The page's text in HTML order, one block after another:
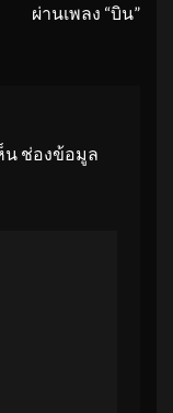
ผ่านเพลง “บิน”
น ช่องข้อมูล